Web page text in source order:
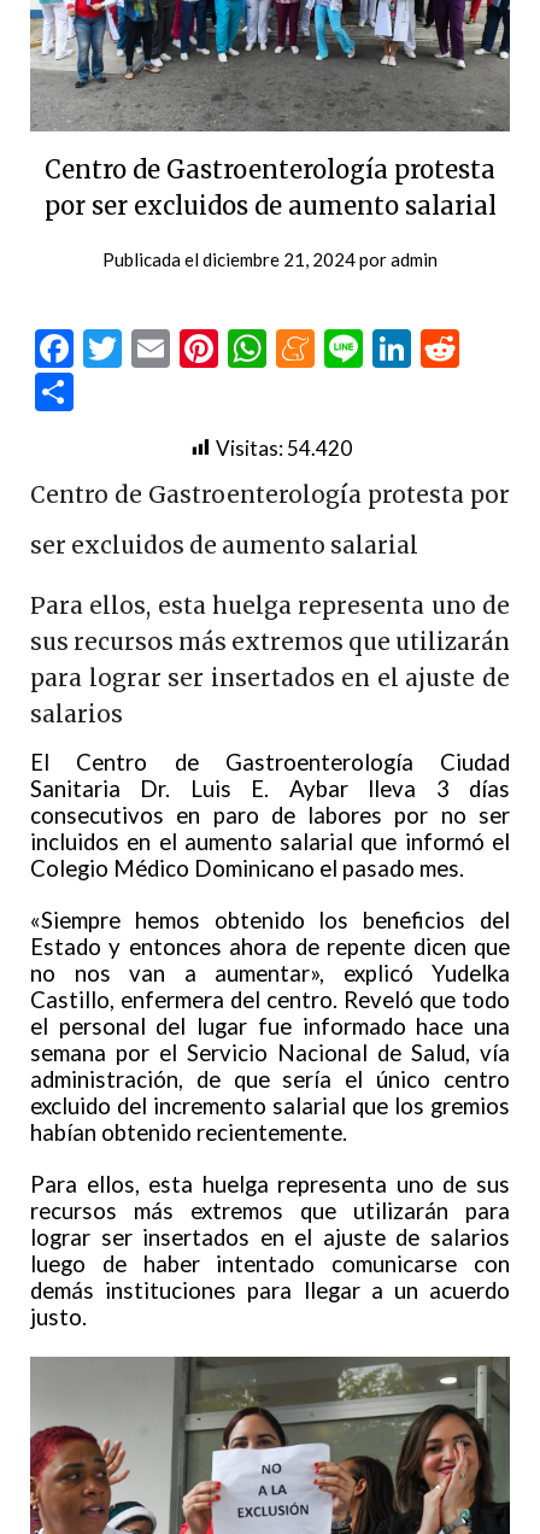
Centro de Gastroenterología protesta
por ser excluidos de aumento salarial
Publicada eldiciembre 21, 2024poradmin
Facebook
Twitter
EmailPinterest
WhatsApp
Meneame
Line
Visitas:54.420
Centro de Gastroenterología protesta por
ser excluidos de aumento salarial
Para ellos, esta huelga representa uno de
sus recursos más extremos que utilizarán
para lograr ser insertados en el ajuste de
salarios
El Centro de Gastroenterología Ciudad
Sanitaria Dr. Luis E. Aybar lleva 3 días
consecutivos en paro de labores por no ser
incluidos en el aumento salarial que informó el
Colegio Médico Dominicano el pasado mes.
«Siempre hemos obtenido los beneficios del
Estado y entonces ahora de repente dicen que
no nos van a aumentar», explicó Yudelka
Castillo, enfermera del centro. Reveló que todo
el personal del lugar fue informado hace una
semana por el Servicio Nacional de Salud, vía
administración, de que sería el único centro
excluido del incremento salarial que los gremios
habían obtenido recientemente.
Para ellos, esta huelga representa uno de sus
recursos más extremos que utilizarán para
lograr ser insertados en el ajuste de salarios
luego de haber intentado comunicarse con
demás instituciones para llegar a un acuerdo
justo.